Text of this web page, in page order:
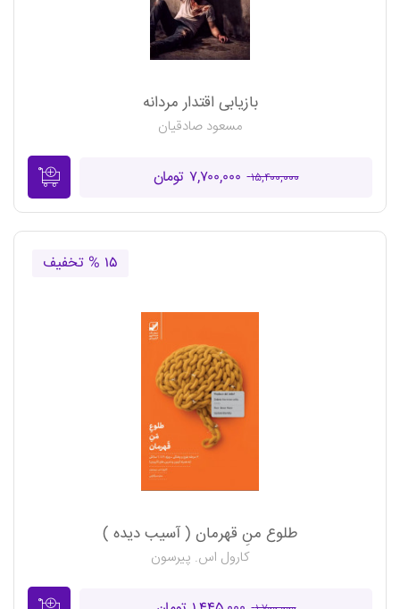
بازیابی اقتدار مردانه
مسعود صادقیان
۱۵,۴۰۰,۰۰۰ ۷,۷۰۰,۰۰۰ تومان
۱۵ % تخفیف
طلوع منِ قهرمان ( آسیب دیده )
کارول اس. پیرسون